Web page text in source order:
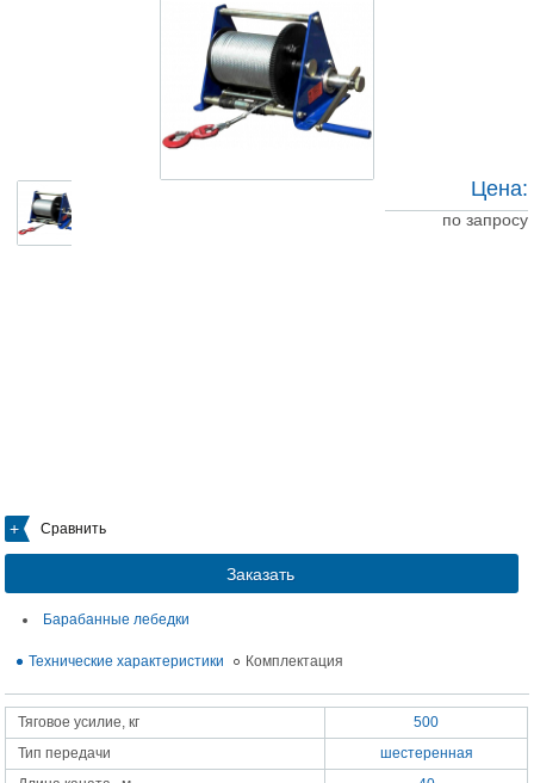
Сравнить
Заказать
Цена:
по запросу
Барабанные лебедки
Технические характеристики Комплектация
Тяговое усилие, кг
500
Тип передачи
шестеренная